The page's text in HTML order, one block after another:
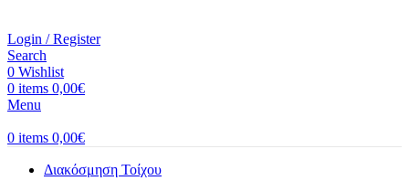
Login / Register
Search
0 Wishlist
0 items 0,00€
Menu
0 items 0,00€
Διακόσμηση Τοίχου